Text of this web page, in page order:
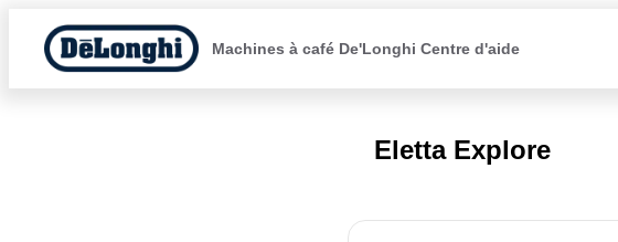
Machines à café De'Longhi Centre d'aide
Eletta Explore